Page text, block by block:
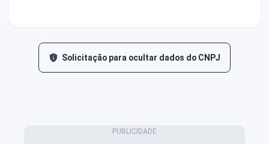
Solicitação para ocultar dados do CNPJ